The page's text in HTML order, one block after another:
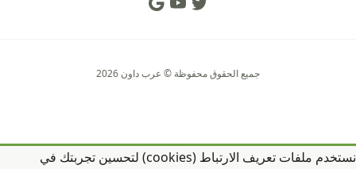
Social Links
جميع الحقوق محفوظة © عرب داون 2026
نستخدم ملفات تعريف الارتباط (cookies) لتحسين تجربتك في